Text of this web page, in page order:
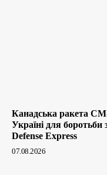
Канадська ракета
Україні для
Defense Express
07.08.2026